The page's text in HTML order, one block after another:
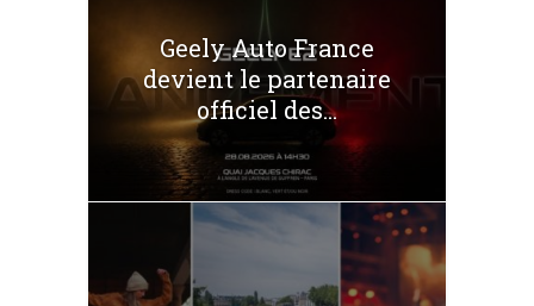
Geely Auto France
devient le partenaire
officiel des...